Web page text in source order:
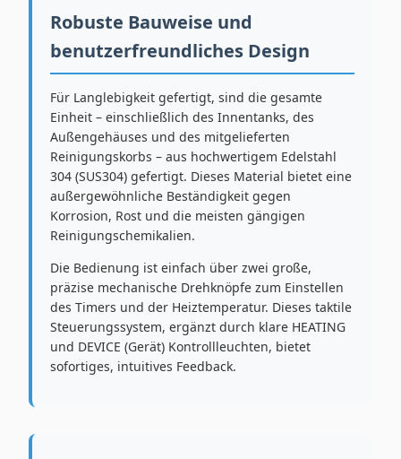
Robuste Bauweise und
benutzerfreundliches Design
Für Langlebigkeit gefertigt, sind die gesamte
Einheit – einschließlich des Innentanks, des
Außengehäuses und des mitgelieferten
Reinigungskorbs – aus hochwertigem Edelstahl
304 (SUS304) gefertigt. Dieses Material bietet eine
außergewöhnliche Beständigkeit gegen
Korrosion, Rost und die meisten gängigen
Reinigungschemikalien.
Die Bedienung ist einfach über zwei große,
präzise mechanische Drehknöpfe zum Einstellen
des Timers und der Heiztemperatur. Dieses taktile
Steuerungssystem, ergänzt durch klare HEATING
und DEVICE (Gerät) Kontrollleuchten, bietet
sofortiges, intuitives Feedback.